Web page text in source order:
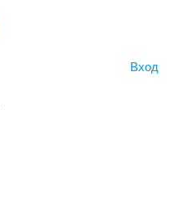
Вход